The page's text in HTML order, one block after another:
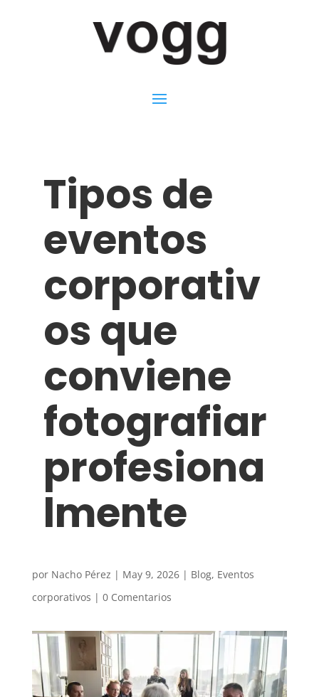
Tipos de
eventos
corporativ
os que
conviene
fotografiar
profesiona
lmente
por Nacho Pérez | May 9, 2026| Blog, Eventos
corporativos | 0 Comentarios